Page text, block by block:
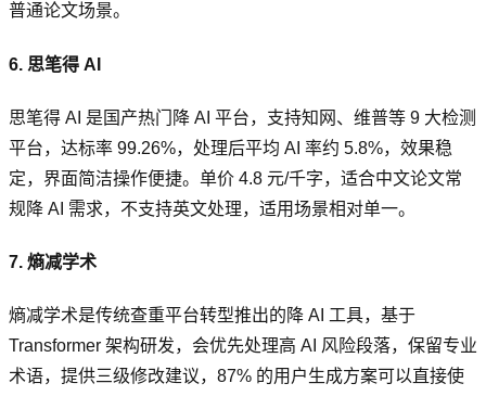
普通论文场景。
6. 思笔得 AI
思笔得 AI 是国产热门降 AI 平台，支持知网、维普等 9 大检测
平台，达标率 99.26%，处理后平均 AI 率约 5.8%，效果稳
定，界面简洁操作便捷。单价 4.8 元/千字，适合中文论文常
规降 AI 需求，不支持英文处理，适用场景相对单一。
7. 熵减学术
熵减学术是传统查重平台转型推出的降 AI 工具，基于
Transformer 架构研发，会优先处理高 AI 风险段落，保留专业
术语，提供三级修改建议，87% 的用户生成方案可以直接使